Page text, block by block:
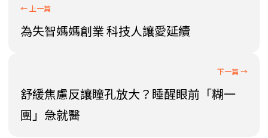
為失智媽媽創業 科技人讓愛延續
舒緩焦慮反讓瞳孔放大？睡醒眼前「糊一
團」急就醫